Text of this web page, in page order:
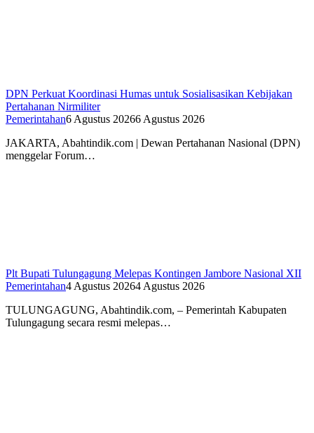
DPN Perkuat Koordinasi Humas untuk Sosialisasikan Kebijakan
Pertahanan Nirmiliter
Pemerintahan6 Agustus 20266 Agustus 2026
JAKARTA, Abahtindik.com | Dewan Pertahanan Nasional (DPN)
menggelar Forum…
Plt Bupati Tulungagung Melepas Kontingen Jambore Nasional XII
Pemerintahan4 Agustus 20264 Agustus 2026
TULUNGAGUNG, Abahtindik.com, – Pemerintah Kabupaten
Tulungagung secara resmi melepas…